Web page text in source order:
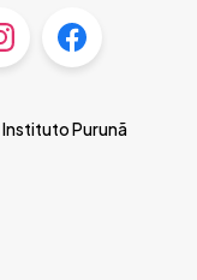
Instituto Purunã